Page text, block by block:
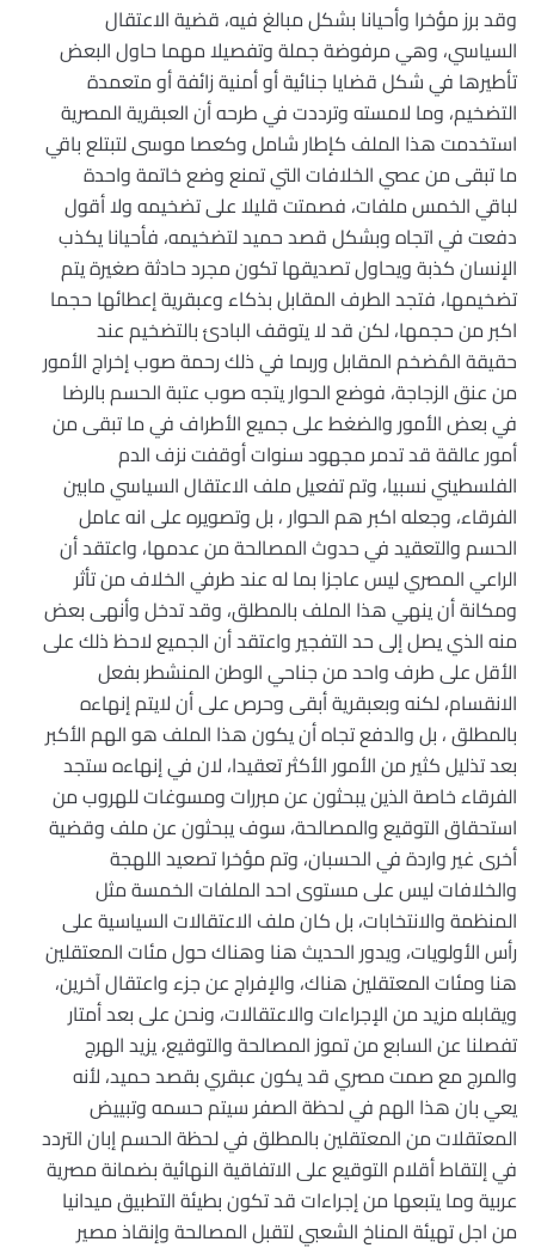
وقد برز مؤخرا وأحيانا بشكل مبالغ فيه، قضية الاعتقال
السياسي، وهي مرفوضة جملة وتفصيلا مهما حاول البعض
تأطيرها في شكل قضايا جنائية أو أمنية زائفة أو متعمدة
التضخيم، وما لامسته وترددت في طرحه أن العبقرية المصرية
استخدمت هذا الملف كإطار شامل وكعصا موسى لتبتلع باقي
ما تبقى من عصي الخلافات التي تمنع وضع خاتمة واحدة
لباقي الخمس ملفات، فصمتت قليلا على تضخيمه ولا أقول
دفعت في اتجاه وبشكل قصد حميد لتضخيمه، فأحيانا يكذب
الإنسان كذبة ويحاول تصديقها تكون مجرد حادثة صغيرة يتم
تضخيمها، فتجد الطرف المقابل بذكاء وعبقرية إعطائها حجما
اكبر من حجمها، لكن قد لا يتوقف البادئ بالتضخيم عند
حقيقة المُضخم المقابل وربما في ذلك رحمة صوب إخراج الأمور
من عنق الزجاجة، فوضع الحوار يتجه صوب عتبة الحسم بالرضا
في بعض الأمور والضغط على جميع الأطراف في ما تبقى من
أمور عالقة قد تدمر مجهود سنوات أوقفت نزف الدم
الفلسطيني نسبيا، وتم تفعيل ملف الاعتقال السياسي مابين
الفرقاء، وجعله اكبر هم الحوار ، بل وتصويره على انه عامل
الحسم والتعقيد في حدوث المصالحة من عدمها، واعتقد أن
الراعي المصري ليس عاجزا بما له عند طرفي الخلاف من تأثر
ومكانة أن ينهي هذا الملف بالمطلق، وقد تدخل وأنهى بعض
منه الذي يصل إلى حد التفجير واعتقد أن الجميع لاحظ ذلك على
الأقل على طرف واحد من جناحي الوطن المنشطر بفعل
الانقسام، لكنه وبعبقرية أبقى وحرص على أن لايتم إنهاءه
بالمطلق ، بل والدفع تجاه أن يكون هذا الملف هو الهم الأكبر
بعد تذليل كثير من الأمور الأكثر تعقيدا، لان في إنهاءه ستجد
الفرقاء خاصة الذين يبحثون عن مبررات ومسوغات للهروب من
استحقاق التوقيع والمصالحة، سوف يبحثون عن ملف وقضية
أخرى غير واردة في الحسبان، وتم مؤخرا تصعيد اللهجة
والخلافات ليس على مستوى احد الملفات الخمسة مثل
المنظمة والانتخابات، بل كان ملف الاعتقالات السياسية على
رأس الأولويات، ويدور الحديث هنا وهناك حول مئات المعتقلين
هنا ومئات المعتقلين هناك، والإفراج عن جزء واعتقال آخرين،
ويقابله مزيد من الإجراءات والاعتقالات، ونحن على بعد أمتار
تفصلنا عن السابع من تموز المصالحة والتوقيع، يزيد الهرج
والمرج مع صمت مصري قد يكون عبقري بقصد حميد، لأنه
يعي بان هذا الهم في لحظة الصفر سيتم حسمه وتبييض
المعتقلات من المعتقلين بالمطلق في لحظة الحسم إبان التردد
في إلتقاط أقلام التوقيع على الاتفاقية النهائية بضمانة مصرية
عربية وما يتبعها من إجراءات قد تكون بطيئة التطبيق ميدانيا
من اجل تهيئة المناخ الشعبي لتقبل المصالحة وإنقاذ مصير